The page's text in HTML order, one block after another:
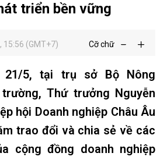
triển bền vững
(GMT+7) Cỡ chữ
21/5, tại trụ sở Bộ Nông
Thứ trưởng Nguyễn
hội Doanh nghiệp Châu Âu
trao đổi và chia sẻ về các
cộng đồng doanh nghiệp